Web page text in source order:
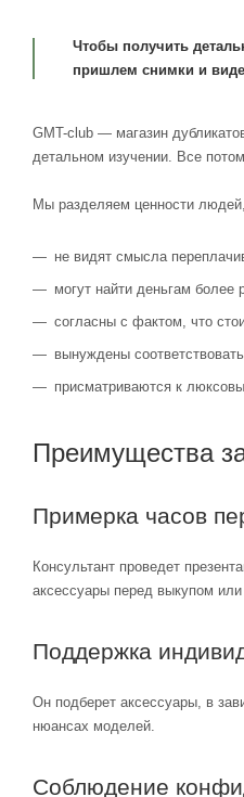
Чтобы получить
пришлем снимки и
GMT-club — магазин
детальном изучении. Все
Мы разделяем ценности
не видят смысла
могут найти деньгам более
согласны с фактом, что
вынуждены
присматриваются к
Преимущества
Примерка часов
Консультант проведет
аксессуары перед выкупом или
Поддержка
Он подберет аксессуары, в
нюансах моделей.
Соблюдение